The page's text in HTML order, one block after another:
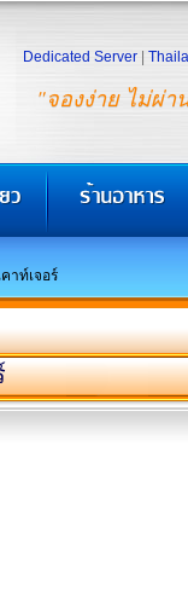
"จองง่าย ไม่ผ่า
Dedicated Server
าท์เจอร์